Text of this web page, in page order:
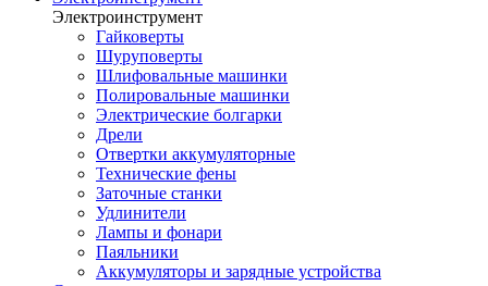
Электроинструмент
Гайковерты
Шуруповерты
Шлифовальные машинки
Полировальные машинки
Электрические болгарки
Дрели
Отвертки аккумуляторные
Технические фены
Заточные станки
Удлинители
Лампы и фонари
Паяльники
Аккумуляторы и зарядные устройства